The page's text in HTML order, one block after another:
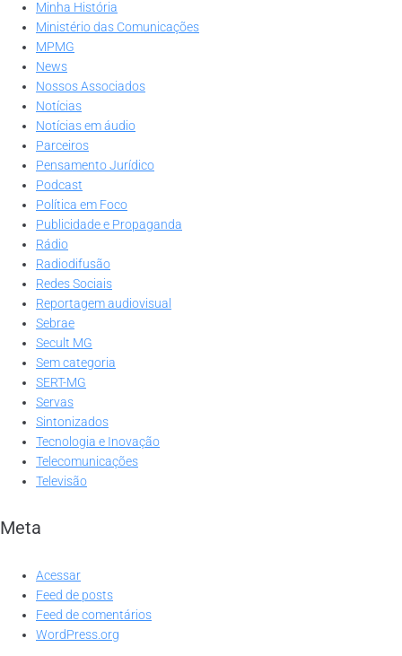
Minha História
Ministério das Comunicações
MPMG
News
Nossos Associados
Notícias
Notícias em áudio
Parceiros
Pensamento Jurídico
Podcast
Política em Foco
Publicidade e Propaganda
Rádio
Radiodifusão
Redes Sociais
Reportagem audiovisual
Sebrae
Secult MG
Sem categoria
SERT-MG
Servas
Sintonizados
Tecnologia e Inovação
Telecomunicações
Televisão
Meta
Acessar
Feed de posts
Feed de comentários
WordPress.org